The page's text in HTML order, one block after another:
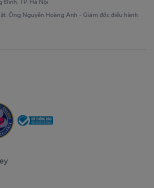
Đình, TP. Hà Nội
Ông Nguyễn Hoàng Anh - Giám đốc điều hành